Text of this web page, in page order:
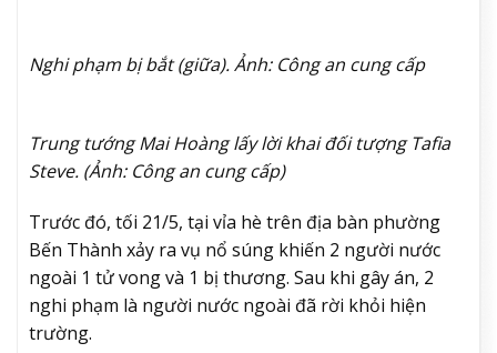
Nghi phạm bị bắt (giữa). Ảnh: Công an cung cấp
Trung tướng Mai Hoàng lấy lời khai đối tượng Tafia
Steve. (Ảnh: Công an cung cấp)
Trước đó, tối 21/5, tại vỉa hè trên địa bàn phường
Bến Thành xảy ra vụ nổ súng khiến 2 người nước
ngoài 1 tử vong và 1 bị thương. Sau khi gây án, 2
nghi phạm là người nước ngoài đã rời khỏi hiện
trường.